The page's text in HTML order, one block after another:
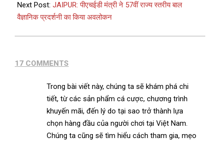
Next Post: JAIPUR: पीएचईडी मंत्री ने 57वीं राज्य स्तरीय बाल
वैज्ञानिक प्रदर्शनी का किया अवलोकन
17 COMMENTS
Trong bài viết này, chúng ta sẽ khám phá chi
tiết, từ các sản phẩm cá cược, chương trình
khuyến mãi, đến lý do tại sao trở thành lựa
chọn hàng đầu của người chơi tại Việt Nam.
Chúng ta cũng sẽ tìm hiểu cách tham gia, mẹo